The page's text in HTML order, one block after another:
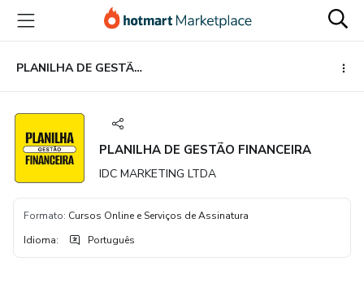
para
conteúdo
principal
para
pagamento
para
rodapé
PLANILHA DE GESTÃO FINANCEIRA
PLANILHA DE GESTÃO FINANCEIRA
IDC MARKETING LTDA
Formato: Cursos Online e Serviços de Assinatura
Idioma: Português